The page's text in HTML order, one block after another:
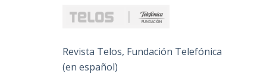
Revista Telos, Fundación Telefónica
(en español)